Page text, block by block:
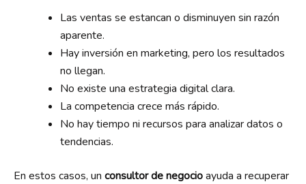
Las ventas se estancan o disminuyen sin razón
aparente.
Hay inversión en marketing, pero los resultados
no llegan.
No existe una estrategia digital clara.
La competencia crece más rápido.
No hay tiempo ni recursos para analizar datos o
tendencias.
En estos casos, un consultor de negocioayuda a recuperar